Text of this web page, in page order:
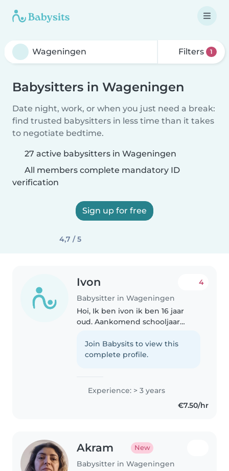
Filters 1
Babysitters in Wageningen
Date night, work, or when you just need a break:
find trusted babysitters in less time than it takes
to negotiate bedtime.
27 active babysitters in Wageningen
All members complete mandatory ID
verification
Sign up for free
4,7 / 5
Ivon
Babysitter in Wageningen
4
Hoi, Ik ben ivon ik ben 16 jaar
oud. Aankomend schooljaar
opleiding. Mijn hobbies zijn
zeilen en klimmen. Ik heb tot nu
Join Babysits to view this
complete profile.
Experience: > 3 years
€7.50/hr
Akram New
Babysitter in Wageningen